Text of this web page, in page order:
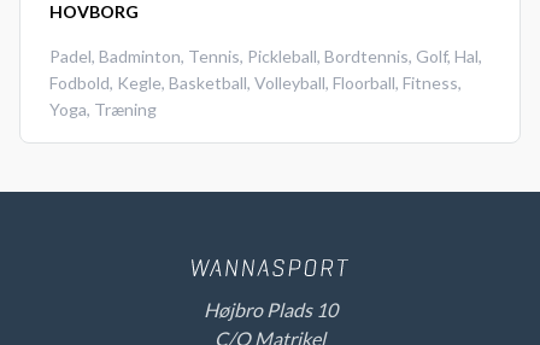
HOVBORG
Padel, Badminton, Tennis, Pickleball, Bordtennis, Golf, Hal,
Fodbold, Kegle, Basketball, Volleyball, Floorball, Fitness,
Yoga, Træning
Højbro Plads 10
C/O Matrikel